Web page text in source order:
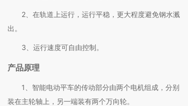
2、在轨道上运行，运行平稳，更大程度避免钢水溅
出。
3、运行速度可自由控制。
产品原理
1、智能电动平车的传动部分由两个电机组成，分别
装在主轮轴上，另一端装有两个万向轮。